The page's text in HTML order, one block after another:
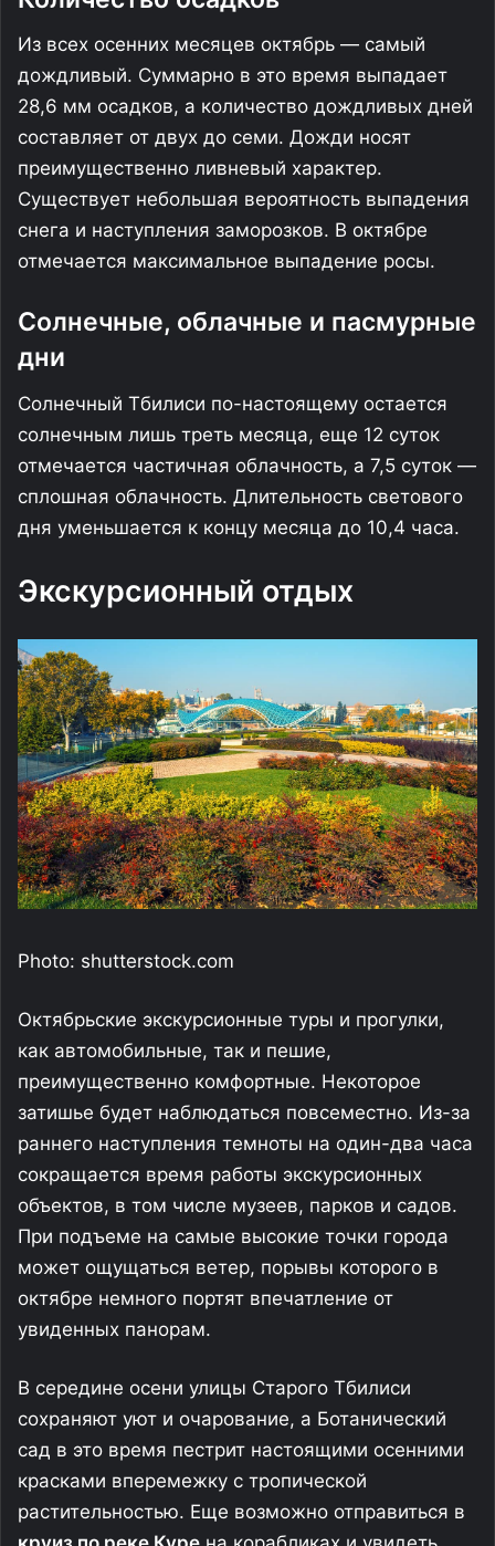
Из всех осенних месяцев октябрь — самый
дождливый. Суммарно в это время выпадает
28,6 мм осадков, а количество дождливых дней
составляет от двух до семи. Дожди носят
преимущественно ливневый характер.
Существует небольшая вероятность выпадения
снега и наступления заморозков. В октябре
отмечается максимальное выпадение росы.
Солнечные, облачные и пасмурные
дни
Солнечный Тбилиси по-настоящему остается
солнечным лишь треть месяца, еще 12 суток
отмечается частичная облачность, а 7,5 суток —
сплошная облачность. Длительность светового
дня уменьшается к концу месяца до 10,4 часа.
Экскурсионный отдых
Photo: shutterstock.com
Октябрьские экскурсионные туры и прогулки,
как автомобильные, так и пешие,
преимущественно комфортные. Некоторое
затишье будет наблюдаться повсеместно. Из-за
раннего наступления темноты на один-два часа
сокращается время работы экскурсионных
объектов, в том числе музеев, парков и садов.
При подъеме на самые высокие точки города
может ощущаться ветер, порывы которого в
октябре немного портят впечатление от
увиденных панорам.
В середине осени улицы Старого Тбилиси
сохраняют уют и очарование, а Ботанический
сад в это время пестрит настоящими осенними
красками вперемежку с тропической
растительностью. Еще возможно отправиться в